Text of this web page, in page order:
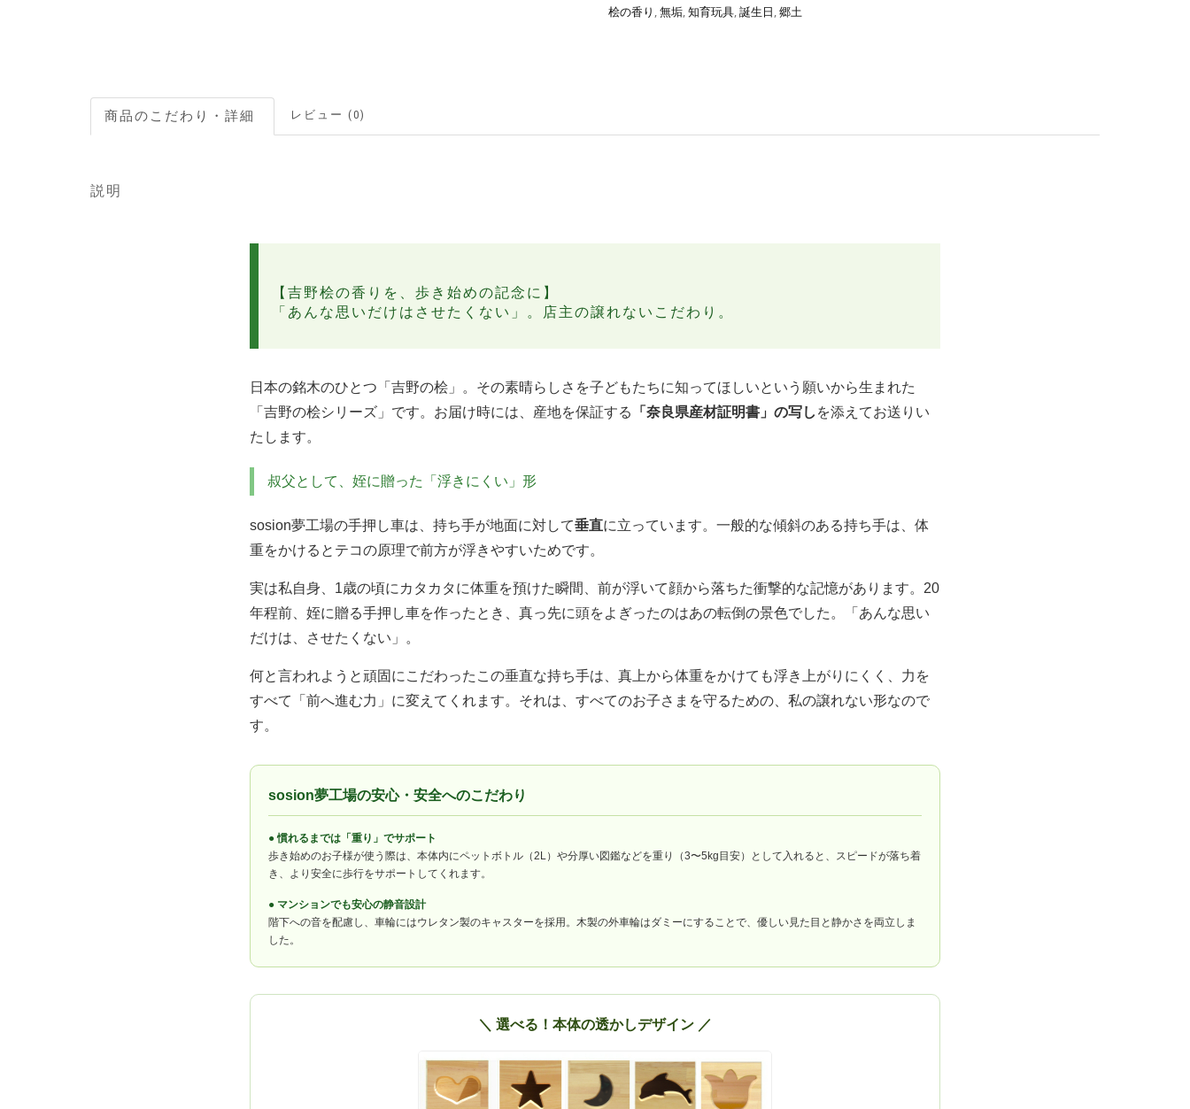
桧の香り ,無垢,知育玩具,誕生日,郷土
レビュー (0)
説明
【吉野桧の香りを、歩き始めの記念に】
「あんな思いだけはさせたくない」。店主の譲れないこだわり。
日本の銘木のひとつ「吉野の桧」。その素晴らしさを子どもたちに知ってほしいという願いから生まれた
「吉野の桧シリーズ」です。お届け時には、産地を保証する
「奈良県産材証明書」の写し を添えてお送りい
たします。
叔父として、姪に贈った「浮きにくい」形
sosion夢工場の手押し車は、持ち手が地面に対して垂直に立っています。一般的な傾斜のある持ち手は、体
重をかけるとテコの原理で前方が浮きやすいためです。
実は私自身、1歳の頃にカタカタに体重を預けた瞬間、前が浮いて顔から落ちた衝撃的な記憶があります。20
年程前、姪に贈る手押し車を作ったとき、真っ先に頭をよぎったのはあの転倒の景色でした。「あんな思い
だけは、させたくない」。
何と言われようと頑固にこだわったこの垂直な持ち手は、真上から体重をかけても浮き上がりにくく、力を
すべて「前へ進む力」に変えてくれます。それは、すべてのお子さまを守るための、私の譲れない形なので
す。
sosion夢工場の安心・安全へのこだわり
● 慣れるまでは「重り」でサポート
歩き始めのお子様が使う際は、本体内にペットボトル（2L）や分厚い図鑑などを重り（3〜5kg目安）として入れると、スピードが落ち着
き、より安全に歩行をサポートしてくれます。
● マンションでも安心の静音設計
階下への音を配慮し、車輪にはウレタン製のキャスターを採用。木製の外車輪はダミーにすることで、優しい見た目と静かさを両立しま
した。
＼ 選べる！本体の透かしデザイン ／